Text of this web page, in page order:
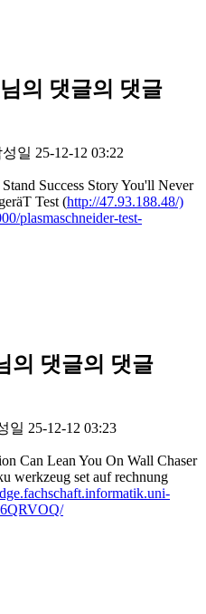
의 댓글의 댓글
성일 25-12-12 03:22
Success Story You'll Never
Test (http://47.93.188.48/)
plasmaschneider-test-
의 댓글의 댓글
일 25-12-12 03:23
Can Lean You On Wall Chaser
werkzeug set auf rechnung